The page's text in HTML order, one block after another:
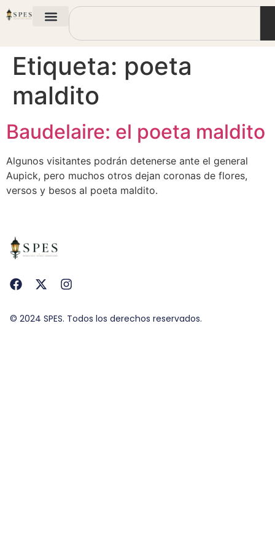
Etiqueta: poeta
maldito
Baudelaire: el poeta maldito
Algunos visitantes podrán detenerse ante el general
Aupick, pero muchos otros dejan coronas de flores,
versos y besos al poeta maldito.
© 2024 SPES. Todos los derechos reservados.